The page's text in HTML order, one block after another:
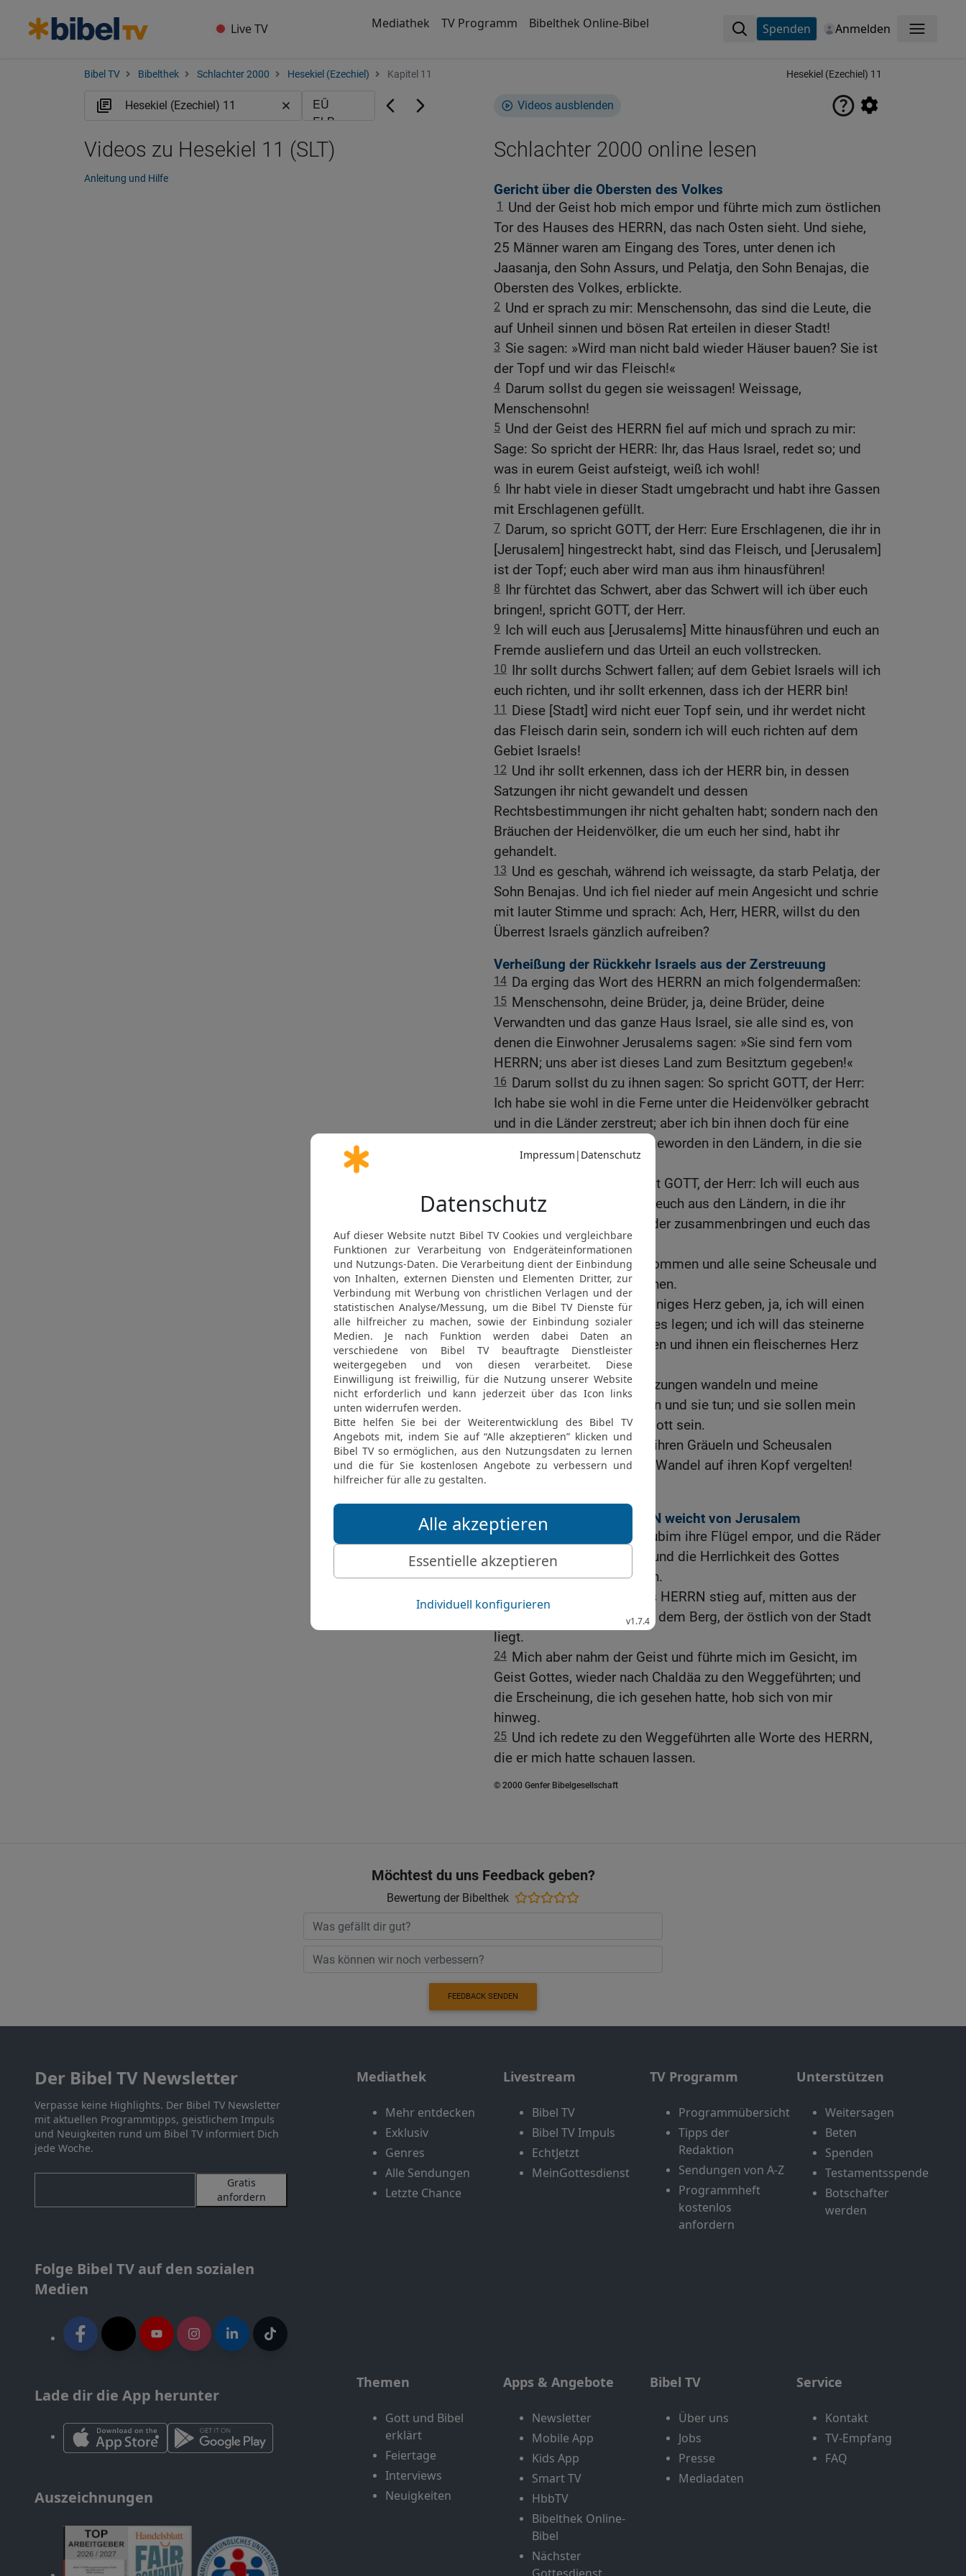
Live TV Mediathek TV Programm Bibelthek Online-Bibel Spenden Anmelden Menü
Bibel TV Bibelthek Schlachter 2000 Hesekiel (Ezechiel) Kapitel 11 Hesekiel (Ezechiel) 11
Videos ausblenden
Schlachter 2000 online lesen
Gericht über die Obersten des Volkes
1
Und der Geist hob mich empor und führte mich zum östlichen
Tor des Hauses des HERRN, das nach Osten sieht. Und siehe,
25 Männer waren am Eingang des Tores, unter denen ich
Jaasanja, den Sohn Assurs, und Pelatja, den Sohn Benajas, die
Obersten des Volkes, erblickte.
2 Und er sprach zu mir: Menschensohn, das sind die Leute, die
auf Unheil sinnen und bösen Rat erteilen in dieser Stadt!
3 Sie sagen: »Wird man nicht bald wieder Häuser bauen? Sie ist
der Topf und wir das Fleisch!«
4 Darum sollst du gegen sie weissagen! Weissage,
Menschensohn!
5 Und der Geist des HERRN fiel auf mich und sprach zu mir:
Sage: So spricht der HERR: Ihr, das Haus Israel, redet so; und
was in eurem Geist aufsteigt, weiß ich wohl!
6 Ihr habt viele in dieser Stadt umgebracht und habt ihre Gassen
mit Erschlagenen gefüllt.
7 Darum, so spricht GOTT, der Herr: Eure Erschlagenen, die ihr in
[Jerusalem] hingestreckt habt, sind das Fleisch, und [Jerusalem]
ist der Topf; euch aber wird man aus ihm hinausführen!
8 Ihr fürchtet das Schwert, aber das Schwert will ich über euch
bringen!, spricht GOTT, der Herr.
9 Ich will euch aus [Jerusalems] Mitte hinausführen und euch an
Fremde ausliefern und das Urteil an euch vollstrecken.
10 Ihr sollt durchs Schwert fallen; auf dem Gebiet Israels will ich
euch richten, und ihr sollt erkennen, dass ich der HERR bin!
11
Diese [Stadt] wird nicht euer Topf sein, und ihr werdet nicht
das Fleisch darin sein, sondern ich will euch richten auf dem
Gebiet Israels!
12 Und ihr sollt erkennen, dass ich der HERR bin, in dessen
Satzungen ihr nicht gewandelt und dessen
Rechtsbestimmungen ihr nicht gehalten habt; sondern nach den
Bräuchen der Heidenvölker, die um euch her sind, habt ihr
gehandelt.
13 Und es geschah, während ich weissagte, da starb Pelatja, der
Sohn Benajas. Und ich fiel nieder auf mein Angesicht und schrie
mit lauter Stimme und sprach: Ach, Herr, HERR, willst du den
Überrest Israels gänzlich aufreiben?
Verheißung der Rückkehr Israels aus der Zerstreuung
14 Da erging das Wort des HERRN an mich folgendermaßen:
15 Menschensohn, deine Brüder, ja, deine Brüder, deine
Verwandten und das ganze Haus Israel, sie alle sind es, von
denen die Einwohner Jerusalems sagen: »Sie sind fern vom
HERRN; uns aber ist dieses Land zum Besitztum gegeben!«
16 Darum sollst du zu ihnen sagen: So spricht GOTT, der Herr:
Ich habe sie wohl in die Ferne unter die Heidenvölker gebracht
und in die Länder zerstreut; aber ich bin ihnen doch für eine
kurze Zeit zum Heiligtum geworden in den Ländern, in die sie
gekommen sind.
Darum sprich: So spricht GOTT, der Herr: Ich will euch aus
den Völkern sammeln und euch aus den Ländern, in die ihr
zerstreut worden seid, wieder zusammenbringen und euch das
Land Israel wieder geben!
18 Und sie werden dahin kommen und alle seine Scheusale und
seine Gräuel daraus entfernen.
19 Ich aber will ihnen ein einiges Herz geben, ja, ich will einen
neuen Geist in euer Innerstes legen; und ich will das steinerne
Herz aus ihrem Leib nehmen und ihnen ein fleischernes Herz
geben,
20 damit sie in meinen Satzungen wandeln und meine
Rechtsordnungen bewahren und sie tun; und sie sollen mein
Volk sein, und ich will ihr Gott sein.
21 Denen aber, deren Herz ihren Gräueln und Scheusalen
nachwandelt, will ich ihren Wandel auf ihren Kopf vergelten!
Die Herrlichkeit des HERRN weicht von Jerusalem
22
Danach hoben die Cherubim ihre Flügel empor, und die Räder
[gingen] vereint mit ihnen, und die Herrlichkeit des Gottes
Israels war oben über ihnen.
Und die Herrlichkeit des HERRN stieg auf, mitten aus der
Stadt, und blieb stehen auf dem Berg, der östlich von der Stadt
liegt.
24 Mich aber nahm der Geist und führte mich im Gesicht, im
Geist Gottes, wieder nach Chaldäa zu den Weggeführten; und
die Erscheinung, die ich gesehen hatte, hob sich von mir
hinweg.
25 Und ich redete zu den Weggeführten alle Worte des HERRN,
die er mich hatte schauen lassen.
© 2000 Genfer Bibelgesellschaft
Videos zu Hesekiel 11 (SLT)
Anleitung und Hilfe
Möchtest du uns Feedback geben?
Bewertung der Bibelthek
FEEDBACK SENDEN
Der Bibel TV Newsletter
Verpasse keine Highlights. Der Bibel TV Newsletter
mit aktuellen Programmtipps, geistlichem Impuls
und Neuigkeiten rund um Bibel TV informiert Dich
jede Woche.
Gratis
anfordern
Folge Bibel TV auf den sozialen
Medien
Lade dir die App herunter
Auszeichnungen
Mediathek
Mehr entdecken
Exklusiv
Genres
Alle Sendungen
Letzte Chance
Livestream
Bibel TV
Bibel TV Impuls
EchtJetzt
MeinGottesdienst
TV Programm
Programmübersicht
Tipps der
Redaktion
Sendungen von A-Z
Programmheft
kostenlos
anfordern
Unterstützen
Weitersagen
Beten
Spenden
Testamentsspende
Botschafter
werden
Themen
Gott und Bibel
erklärt
Feiertage
Interviews
Neuigkeiten
Apps & Angebote
Newsletter
Mobile App
Kids App
Smart TV
HbbTV
Bibelthek Online-
Bibel
Nächster
Bibel TV
Über uns
Jobs
Presse
Mediadaten
Service
Kontakt
TV-Empfang
FAQ